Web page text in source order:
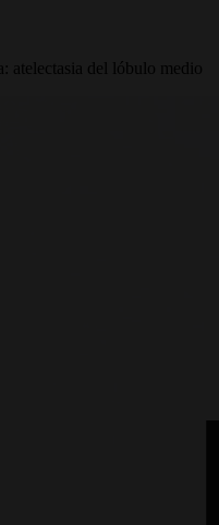
atelectasia del lóbulo medio